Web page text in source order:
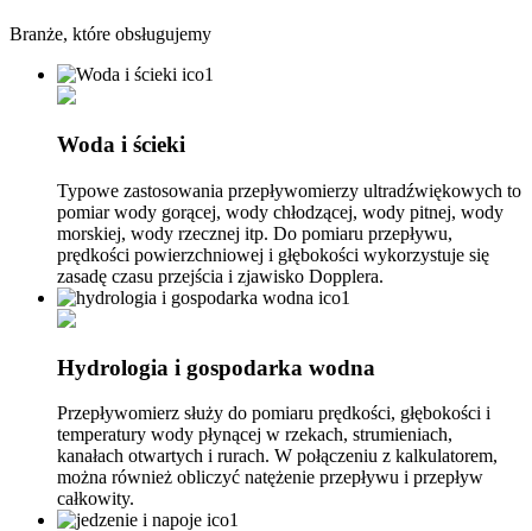
Branże, które obsługujemy
Woda i ścieki
Typowe zastosowania przepływomierzy ultradźwiękowych to
pomiar wody gorącej, wody chłodzącej, wody pitnej, wody
morskiej, wody rzecznej itp. Do pomiaru przepływu,
prędkości powierzchniowej i głębokości wykorzystuje się
zasadę czasu przejścia i zjawisko Dopplera.
Hydrologia i gospodarka wodna
Przepływomierz służy do pomiaru prędkości, głębokości i
temperatury wody płynącej w rzekach, strumieniach,
kanałach otwartych i rurach. W połączeniu z kalkulatorem,
można również obliczyć natężenie przepływu i przepływ
całkowity.